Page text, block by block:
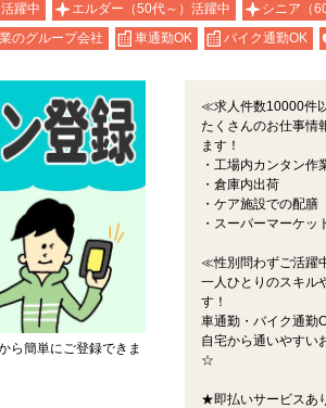
躍中 エルダー（50代～）活躍中 シニア（
のグループ会社 車通勤OK バイク通勤OK
ら簡単にご登録できま
≪求人件数10000件
たくさんのお仕事情
ます！
・工場内カンタン作
・倉庫内出荷
・ケア施設での配膳
・スーパーマーケ
≪性別問わずご活躍
一人ひとりのスキル
す！
車通勤・バイク通勤
自宅から通いやすい
☆
★即払いサービスあ